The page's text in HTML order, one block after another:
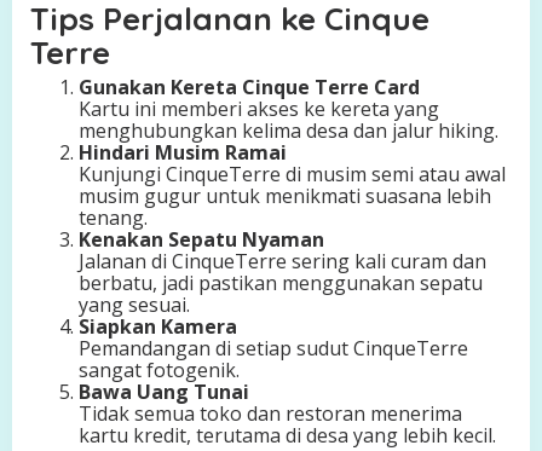
Tips Perjalanan ke Cinque
Terre
Gunakan Kereta Cinque Terre Card
Kartu ini memberi akses ke kereta yang
menghubungkan kelima desa dan jalur hiking.
Hindari Musim Ramai
Kunjungi CinqueTerre di musim semi atau awal
musim gugur untuk menikmati suasana lebih
tenang.
Kenakan Sepatu Nyaman
Jalanan di CinqueTerre sering kali curam dan
berbatu, jadi pastikan menggunakan sepatu
yang sesuai.
Siapkan Kamera
Pemandangan di setiap sudut CinqueTerre
sangat fotogenik.
Bawa Uang Tunai
Tidak semua toko dan restoran menerima
kartu kredit, terutama di desa yang lebih kecil.